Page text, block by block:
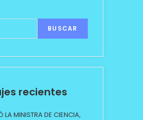
BUSCAR
recientes
LA MINISTRA DE CIENCIA,